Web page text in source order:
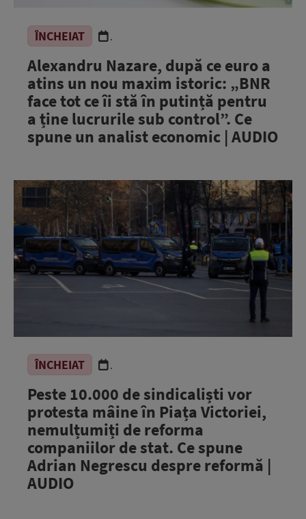
ÎNCHEIAT .
Alexandru Nazare, după ce euro a
atins un nou maxim istoric: „BNR
face tot ce îi stă în putință pentru
a ține lucrurile sub control”. Ce
spune un analist economic | AUDIO
ÎNCHEIAT .
Peste 10.000 de sindicaliști vor
protesta mâine în Piața Victoriei,
nemulțumiți de reforma
companiilor de stat. Ce spune
Adrian Negrescu despre reformă |
AUDIO